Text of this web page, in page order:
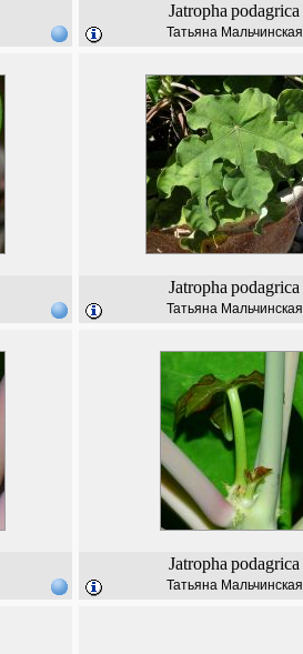
Jatropha podagrica
Татьяна Мальчинская
Jatropha podagrica
Татьяна Мальчинская
Jatropha podagrica
Татьяна Мальчинская